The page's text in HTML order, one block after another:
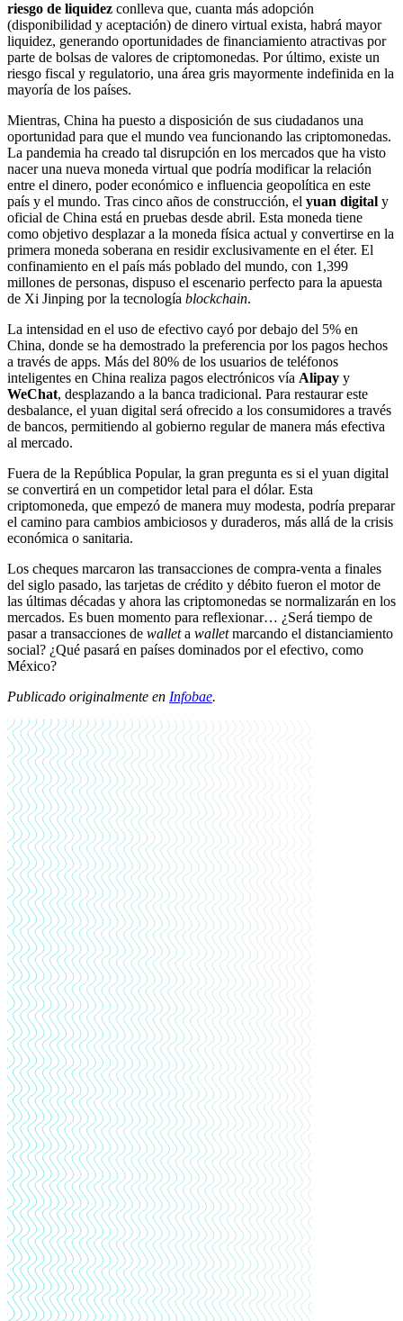
riesgo de liquidez conlleva que, cuanta más adopción
(disponibilidad y aceptación) de dinero virtual exista, habrá mayor
liquidez, generando oportunidades de financiamiento atractivas por
parte de bolsas de valores de criptomonedas. Por último, existe un
riesgo fiscal y regulatorio, una área gris mayormente indefinida en la
mayoría de los países.
Mientras, China ha puesto a disposición de sus ciudadanos una
oportunidad para que el mundo vea funcionando las criptomonedas.
La pandemia ha creado tal disrupción en los mercados que ha visto
nacer una nueva moneda virtual que podría modificar la relación
entre el dinero, poder económico e influencia geopolítica en este
país y el mundo. Tras cinco años de construcción, el yuan digital y
oficial de China está en pruebas desde abril. Esta moneda tiene
como objetivo desplazar a la moneda física actual y convertirse en la
primera moneda soberana en residir exclusivamente en el éter. El
confinamiento en el país más poblado del mundo, con 1,399
millones de personas, dispuso el escenario perfecto para la apuesta
de Xi Jinping por la tecnología blockchain.
La intensidad en el uso de efectivo cayó por debajo del 5% en
China, donde se ha demostrado la preferencia por los pagos hechos
a través de apps. Más del 80% de los usuarios de teléfonos
inteligentes en China realiza pagos electrónicos vía Alipay y
WeChat, desplazando a la banca tradicional. Para restaurar este
desbalance, el yuan digital será ofrecido a los consumidores a través
de bancos, permitiendo al gobierno regular de manera más efectiva
al mercado.
Fuera de la República Popular, la gran pregunta es si el yuan digital
se convertirá en un competidor letal para el dólar. Esta
criptomoneda, que empezó de manera muy modesta, podría preparar
el camino para cambios ambiciosos y duraderos, más allá de la crisis
económica o sanitaria.
Los cheques marcaron las transacciones de compra-venta a finales
del siglo pasado, las tarjetas de crédito y débito fueron el motor de
las últimas décadas y ahora las criptomonedas se normalizarán en los
mercados. Es buen momento para reflexionar… ¿Será tiempo de
pasar a transacciones de walleta walletmarcando el distanciamiento
social? ¿Qué pasará en países dominados por el efectivo, como
México?
Publicado originalmente en Infobae.